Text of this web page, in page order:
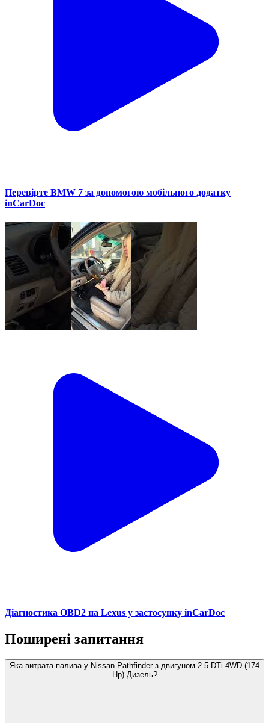
Перевірте BMW 7 за допомогою мобільного додатку
inCarDoc
Діагностика OBD2 на Lexus у застосунку inCarDoc
Поширені запитання
Яка витрата палива у Nissan Pathfinder з двигуном 2.5 DTi 4WD (174
Hp) Дизель?